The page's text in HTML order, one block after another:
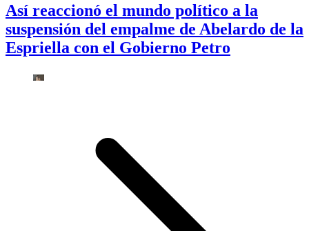
Así reaccionó el mundo político a la
suspensión del empalme de Abelardo de la
Espriella con el Gobierno Petro